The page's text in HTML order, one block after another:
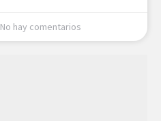
No hay comentarios